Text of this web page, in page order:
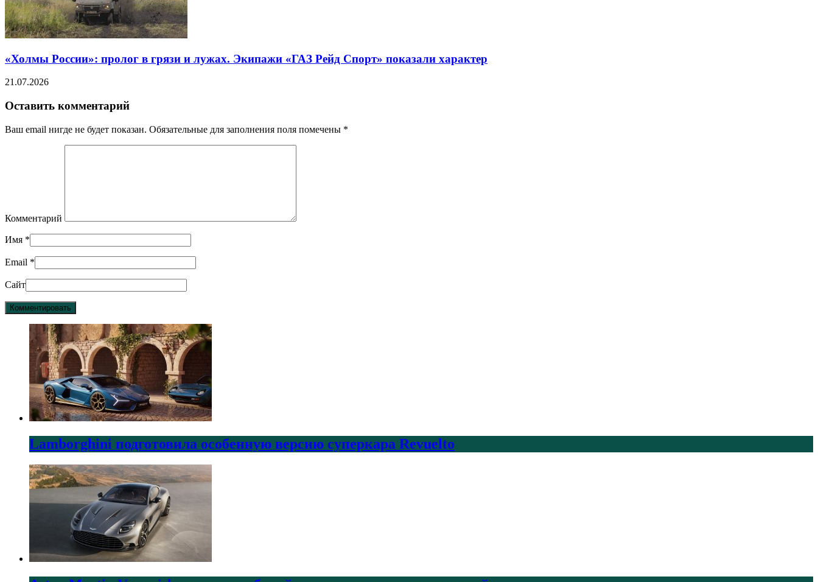
«Холмы России»: пролог в грязи и лужах. Экипажи «ГАЗ Рейд Спорт» показали характер
21.07.2026
Оставить комментарий
Ваш email нигде не будет показан. Обязательные для заполнения поля помечены *
Комментарий
Имя *
Email *
Сайт
Lamborghini подготовила особенную версию суперкара Revuelto